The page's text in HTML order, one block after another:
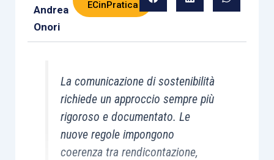
Andrea
Onori
ECinPratica
La comunicazione di sostenibilità
richiede un approccio sempre più
rigoroso e documentato. Le
nuove regole impongono
coerenza tra rendicontazione,